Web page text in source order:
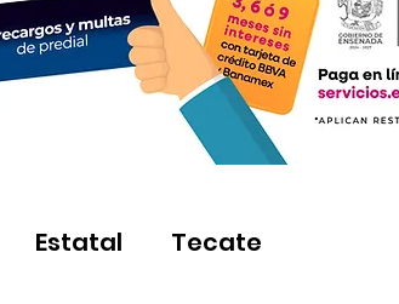
Estatal Tecate